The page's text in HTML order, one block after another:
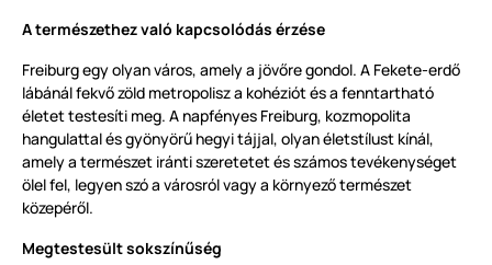
A természethez való kapcsolódás érzése
Freiburg egy olyan város, amely a jövőre gondol. A Fekete-erdő
lábánál fekvő zöld metropolisz a kohéziót és a fenntartható
életet testesíti meg. A napfényes Freiburg, kozmopolita
hangulattal és gyönyörű hegyi tájjal, olyan életstílust kínál,
amely a természet iránti szeretetet és számos tevékenységet
ölel fel, legyen szó a városról vagy a környező természet
közepéről.
Megtestesült sokszínűség